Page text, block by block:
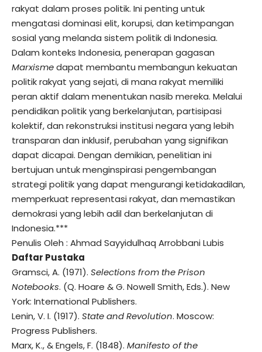
rakyat dalam proses politik. Ini penting untuk
mengatasi dominasi elit, korupsi, dan ketimpangan
sosial yang melanda sistem politik di Indonesia.
Dalam konteks Indonesia, penerapan gagasan
Marxismedapat membantu membangun kekuatan
politik rakyat yang sejati, di mana rakyat memiliki
peran aktif dalam menentukan nasib mereka. Melalui
pendidikan politik yang berkelanjutan, partisipasi
kolektif, dan rekonstruksi institusi negara yang lebih
transparan dan inklusif, perubahan yang signifikan
dapat dicapai. Dengan demikian, penelitian ini
bertujuan untuk menginspirasi pengembangan
strategi politik yang dapat mengurangi ketidakadilan,
memperkuat representasi rakyat, dan memastikan
demokrasi yang lebih adil dan berkelanjutan di
Indonesia.***
Penulis Oleh : Ahmad Sayyidulhaq Arrobbani Lubis
Daftar Pustaka
Gramsci, A. (1971). Selections from the Prison
Notebooks. (Q. Hoare & G. Nowell Smith, Eds.). New
York: International Publishers.
Lenin, V. I. (1917). State and Revolution. Moscow:
Progress Publishers.
Marx, K., & Engels, F. (1848). Manifesto of the